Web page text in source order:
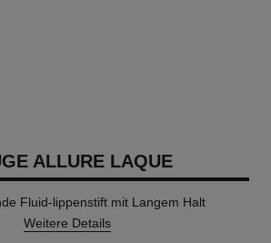
ALLURE LAQUE
Fluid-lippenstift mit Langem Halt
Weitere Details